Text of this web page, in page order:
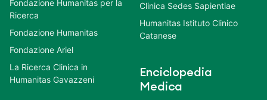
Fondazione Humanitas per la
Ricerca
Fondazione Humanitas
Fondazione Ariel
La Ricerca Clinica in
Humanitas Gavazzeni
Clinica Sedes Sapientiae
Humanitas Istituto Clinico
Catanese
Enciclopedia
Medica